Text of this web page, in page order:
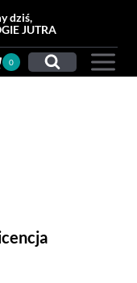
dziś,
JUTRA
0